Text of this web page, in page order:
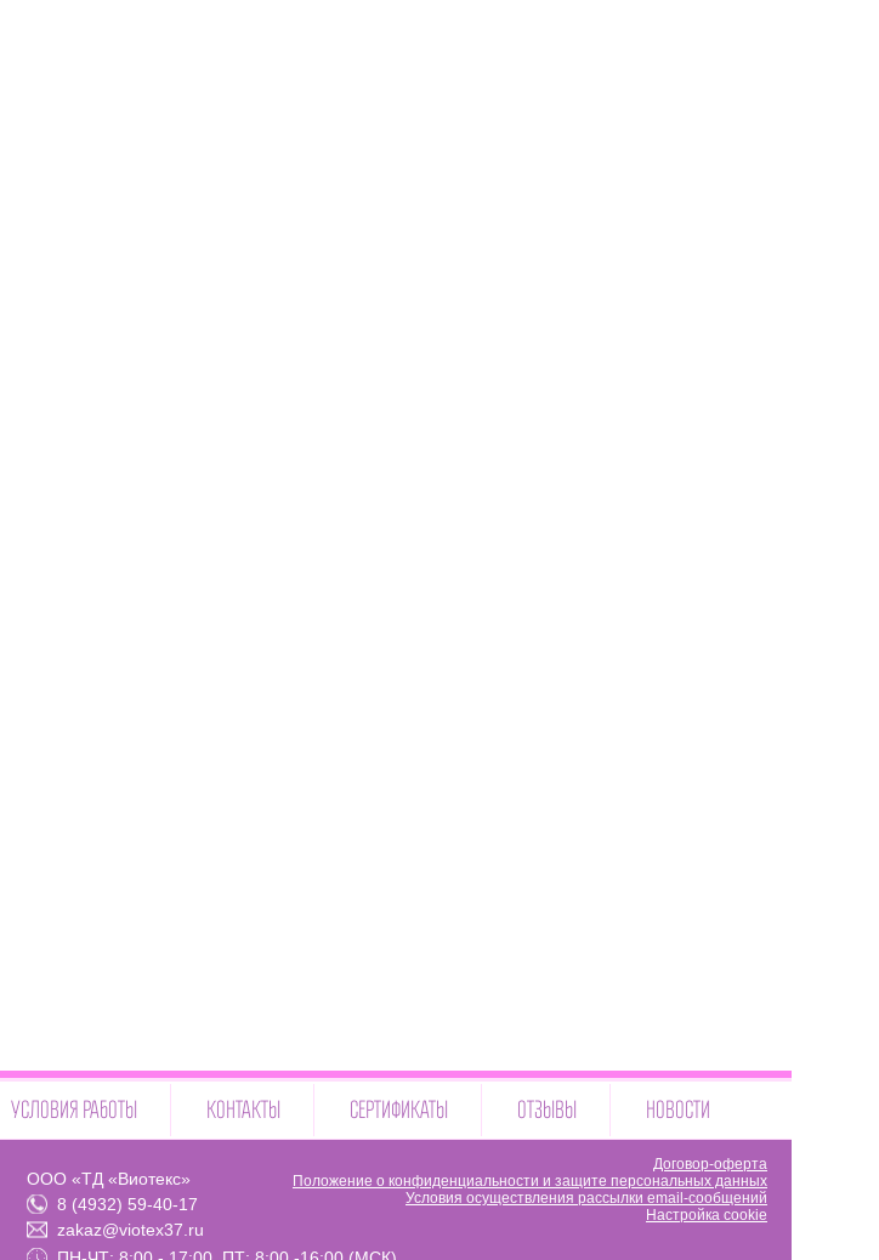
УСЛОВИЯ РАБОТЫ КОНТАКТЫ СЕРТИФИКАТЫ ОТЗЫВЫ НОВОСТИ
ООО «ТД «Виотекс»
8 (4932) 59-40-17
zakaz@viotex37.ru
Договор-оферта
Положение о конфиденциальности и защите персональных данных
Условия осуществления рассылки email-сообщений
Настройка cookie